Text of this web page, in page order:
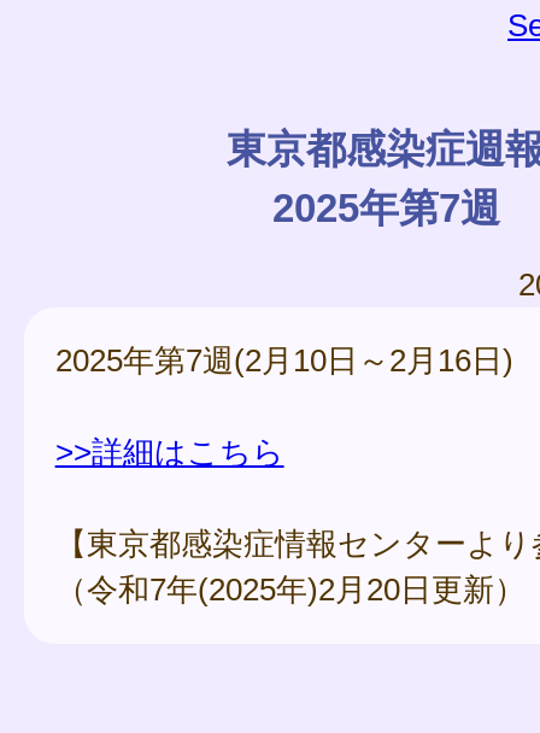
東京都感染症週
2025年第7週
2025年第7週(2月10日～2月16日)
>>詳細はこちら
【東京都感染症情報センターよ
（令和7年(2025年)2月20日更新）